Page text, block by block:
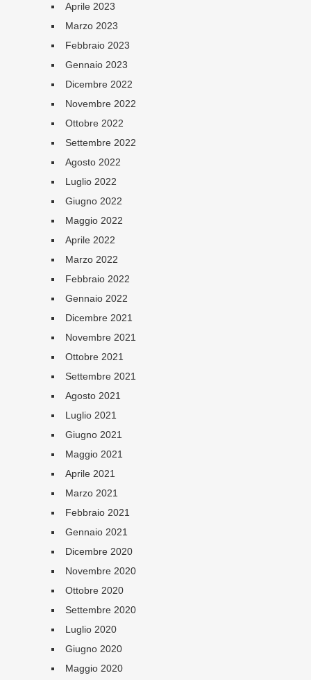
Aprile 2023
Marzo 2023
Febbraio 2023
Gennaio 2023
Dicembre 2022
Novembre 2022
Ottobre 2022
Settembre 2022
Agosto 2022
Luglio 2022
Giugno 2022
Maggio 2022
Aprile 2022
Marzo 2022
Febbraio 2022
Gennaio 2022
Dicembre 2021
Novembre 2021
Ottobre 2021
Settembre 2021
Agosto 2021
Luglio 2021
Giugno 2021
Maggio 2021
Aprile 2021
Marzo 2021
Febbraio 2021
Gennaio 2021
Dicembre 2020
Novembre 2020
Ottobre 2020
Settembre 2020
Luglio 2020
Giugno 2020
Maggio 2020